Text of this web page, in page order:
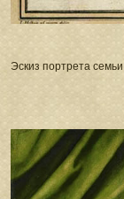
Эскиз портрета